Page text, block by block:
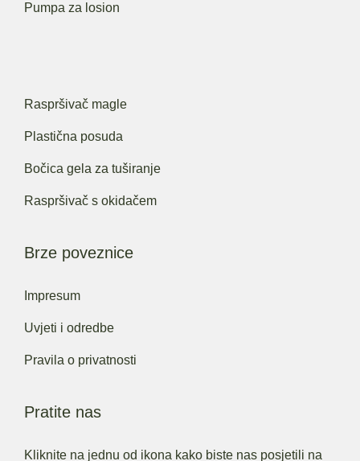
Pumpa za losion
Raspršivač magle
Plastična posuda
Bočica gela za tuširanje
Raspršivač s okidačem
Brze poveznice
Impresum
Uvjeti i odredbe
Pravila o privatnosti
Pratite nas
Kliknite na jednu od ikona kako biste nas posjetili na